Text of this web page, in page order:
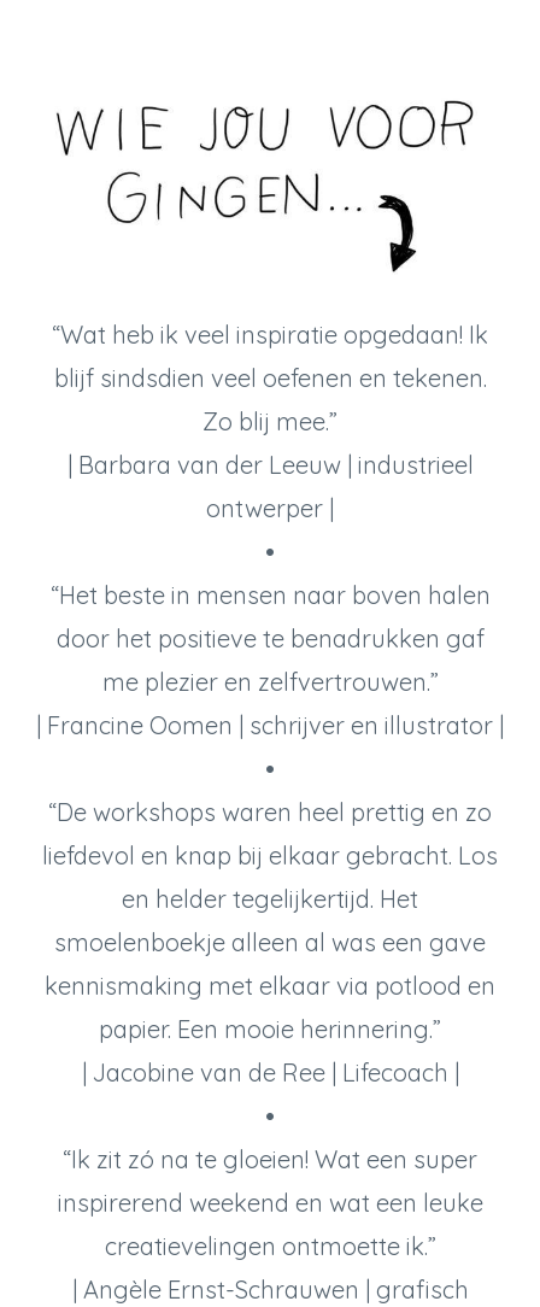
“Wat heb ik veel inspiratie opgedaan! Ik
blijf sindsdien veel oefenen en tekenen.
Zo blij mee.”
| Barbara van der Leeuw | industrieel
ontwerper |
•
“Het beste in mensen naar boven halen
door het positieve te benadrukken gaf
me plezier en zelfvertrouwen.”
| Francine Oomen | schrijver en illustrator |
•
“De workshops waren heel prettig en zo
liefdevol en knap bij elkaar gebracht. Los
en helder tegelijkertijd. Het
smoelenboekje alleen al was een gave
kennismaking met elkaar via potlood en
papier. Een mooie herinnering.”
| Jacobine van de Ree | Lifecoach |
•
“Ik zit zó na te gloeien! Wat een super
inspirerend weekend en wat een leuke
creatievelingen ontmoette ik.”
| Angèle Ernst-Schrauwen | grafisch